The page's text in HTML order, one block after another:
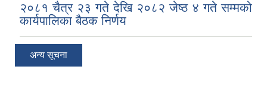
२०८१ चैत्र २३ गते देखि २०८२ जेष्ठ ४ गते सम्मको
कार्यपालिका बैठक निर्णय
अन्य सूचना